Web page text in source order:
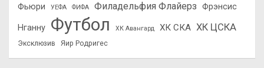
Фьюри
УЕФА ФИФА Филадельфия Флайерз Фрэнсис
Нганну Футбол ХК Авангард ХК СКА ХК ЦСКА
Эксклюзив Яир Родригес